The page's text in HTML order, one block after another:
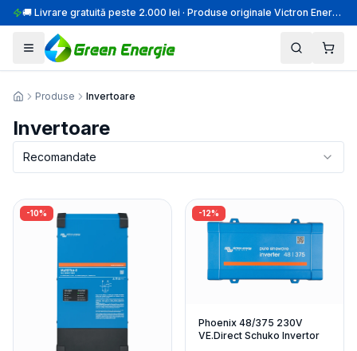
🚚 Livrare gratuită peste 2.000 lei · Produse originale Victron Energy · Montaj profesional
AcasăProduse Invertoare
Invertoare
Recomandate
-10% -12%
Phoenix 48/375 230V
VE.Direct Schuko Invertor